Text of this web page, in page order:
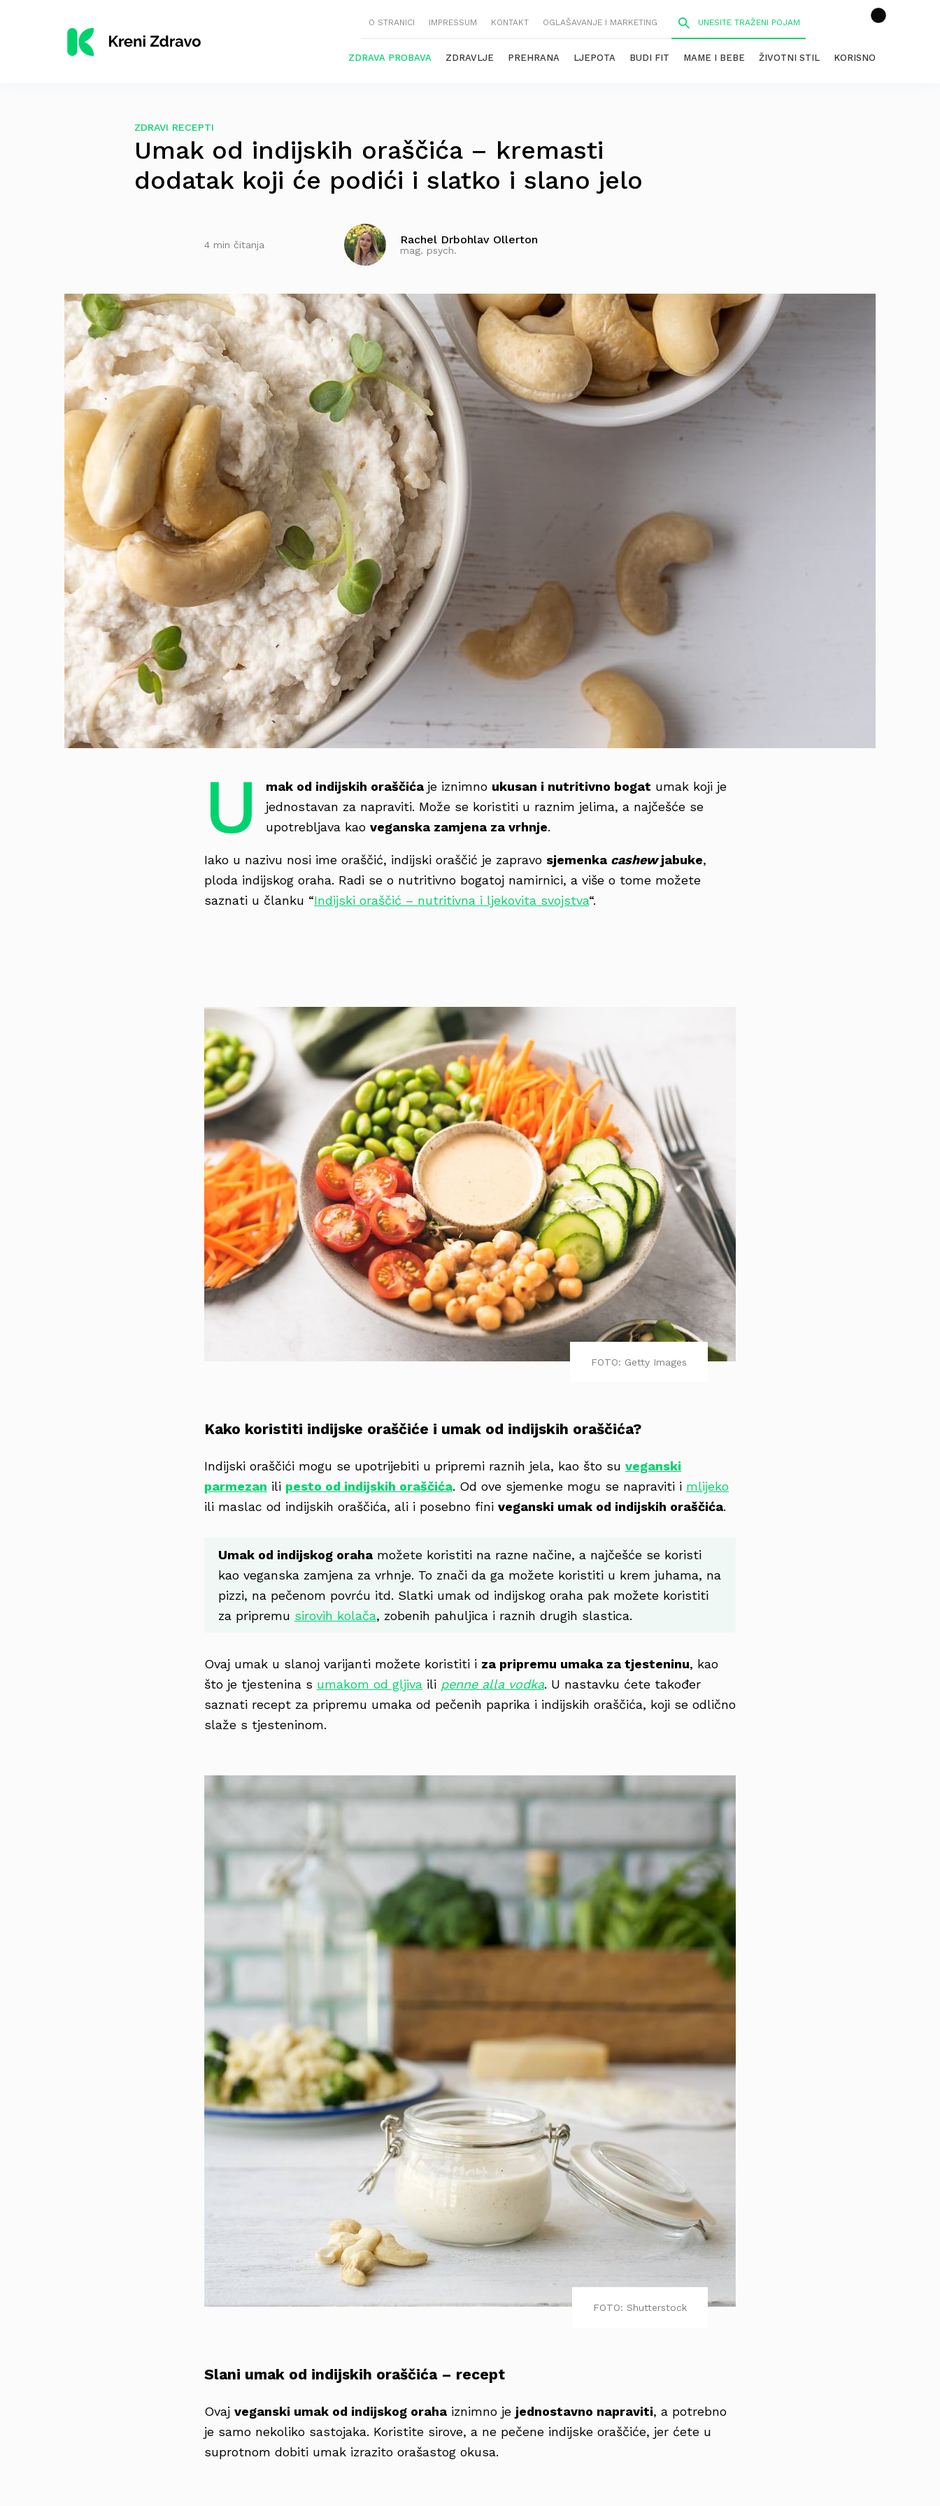
O STRANICI IMPRESSUM KONTAKT OGLAŠAVANJE I MARKETING
ZDRAVA PROBAVA ZDRAVLJE PREHRANA LJEPOTA BUDI FIT MAME I BEBE ŽIVOTNI STIL KORISNO
ZDRAVI RECEPTI
Umak od indijskih oraščića – kremasti
dodatak koji će podići i slatko i slano jelo
4 min čitanja Rachel Drbohlav Ollerton
mag. psych.
U mak od indijskih oraščića je iznimno ukusan i nutritivno bogat umak koji je
jednostavan za napraviti. Može se koristiti u raznim jelima, a najčešće se
upotrebljava kao veganska zamjena za vrhnje.
Iako u nazivu nosi ime oraščić, indijski oraščić je zapravo sjemenka cashewjabuke,
ploda indijskog oraha. Radi se o nutritivno bogatoj namirnici, a više o tome možete
saznati u članku “Indijski oraščić – nutritivna i ljekovita svojstva“.
FOTO: Getty Images
Kako koristiti indijske oraščiće i umak od indijskih oraščića?
Indijski oraščići mogu se upotrijebiti u pripremi raznih jela, kao što su veganski
parmezan ili pesto od indijskih oraščića. Od ove sjemenke mogu se napraviti i mlijeko
ili maslac od indijskih oraščića, ali i posebno fini veganski umak od indijskih oraščića.
Umak od indijskog oraha možete koristiti na razne načine, a najčešće se koristi
kao veganska zamjena za vrhnje. To znači da ga možete koristiti u krem juhama, na
pizzi, na pečenom povrću itd. Slatki umak od indijskog oraha pak možete koristiti
za pripremu sirovih kolača, zobenih pahuljica i raznih drugih slastica.
Ovaj umak u slanoj varijanti možete koristiti i za pripremu umaka za tjesteninu, kao
što je tjestenina s umakom od gljiva ili penne alla vodka. U nastavku ćete također
saznati recept za pripremu umaka od pečenih paprika i indijskih oraščića, koji se odlično
slaže s tjesteninom.
FOTO: Shutterstock
Slani umak od indijskih oraščića – recept
Ovaj veganski umak od indijskog oraha iznimno je jednostavno napraviti, a potrebno
je samo nekoliko sastojaka. Koristite sirove, a ne pečene indijske oraščiće, jer ćete u
suprotnom dobiti umak izrazito orašastog okusa.